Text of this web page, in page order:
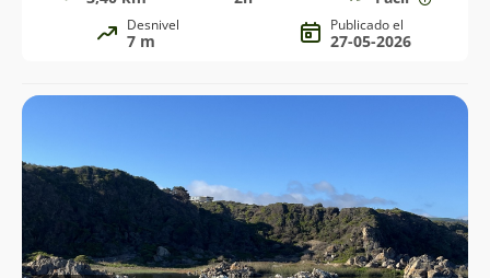
Desnivel
7 m
Publicado el
27-05-2026